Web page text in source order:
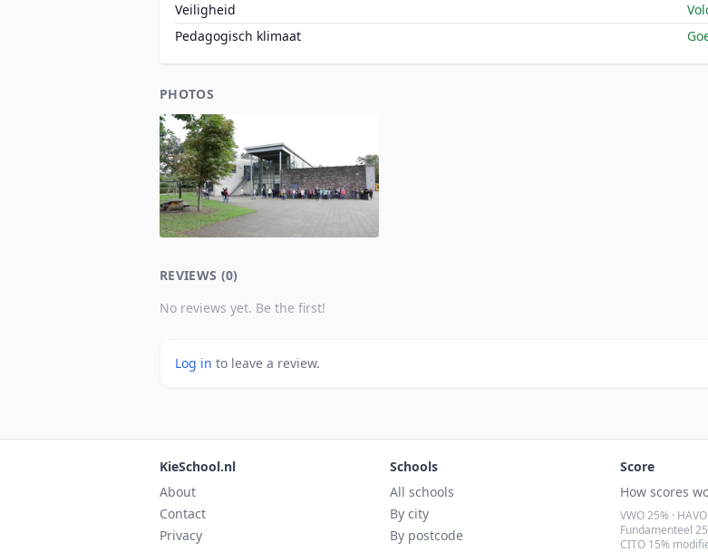
Veiligheid
Pedagogisch klimaat
PHOTOS
REVIEWS (0)
No reviews yet. Be the first!
Log in to leave a review.
KieSchool.nl
About
Contact
Privacy
Schools
All schools
By city
By postcode
Score
How scores
VWO 25% ·
Fundamenteel
CITO 15%